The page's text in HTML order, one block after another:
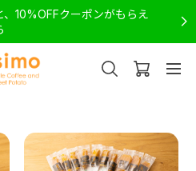
、10%OFFクーポンがもらえ